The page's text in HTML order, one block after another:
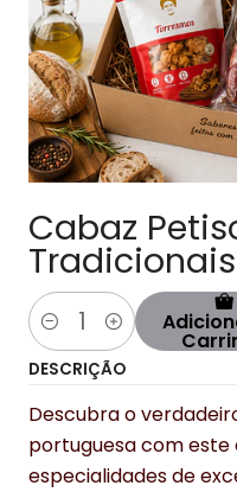
Cabaz
Quantidade
DESCRIÇÃO
Descubra o
portuguesa com
especialidades de